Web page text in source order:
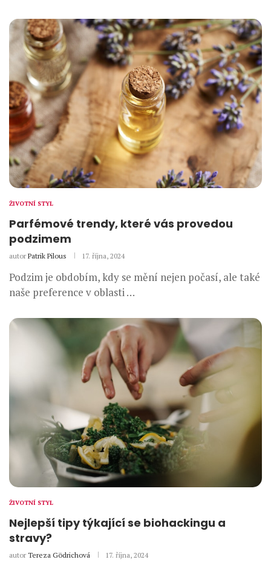
ŽIVOTNÍ STYL
Parfémové trendy, které vás provedou
podzimem
autor Patrik Pilous 17. října, 2024
Podzim je obdobím, kdy se mění nejen počasí, ale také
naše preference v oblasti …
ŽIVOTNÍ STYL
Nejlepší tipy týkající se biohackingu a
stravy?
autor Tereza Gödrichová 17. října, 2024